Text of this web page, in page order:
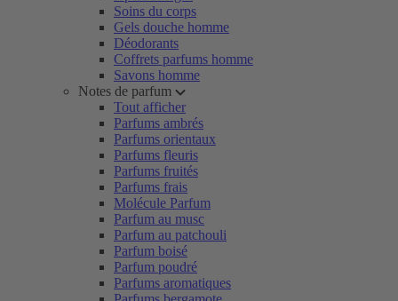
Soins du corps
Gels douche homme
Déodorants
Coffrets parfums homme
Savons homme
Notes de parfum
Tout afficher
Parfums ambrés
Parfums orientaux
Parfums fleuris
Parfums fruités
Parfums frais
Molécule Parfum
Parfum au musc
Parfum au patchouli
Parfum boisé
Parfum poudré
Parfums aromatiques